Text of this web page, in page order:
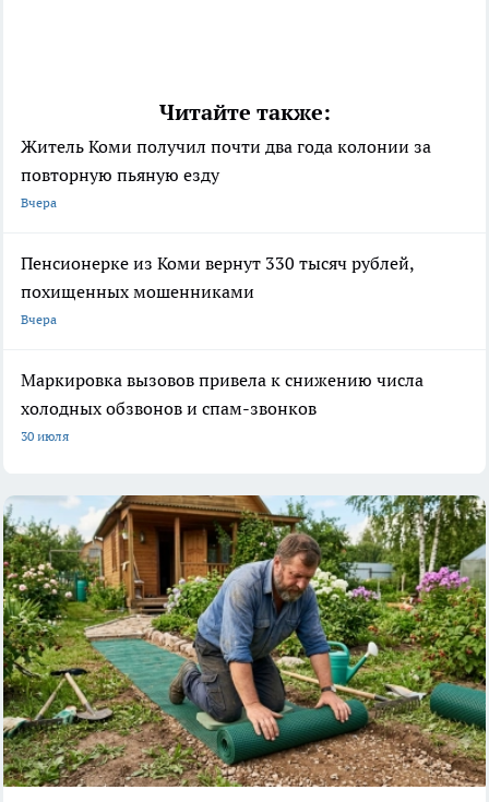
Читайте также:
Житель Коми получил почти два года колонии за
повторную пьяную езду
Вчера
Пенсионерке из Коми вернут 330 тысяч рублей,
похищенных мошенниками
Вчера
Маркировка вызовов привела к снижению числа
холодных обзвонов и спам-звонков
30 июля